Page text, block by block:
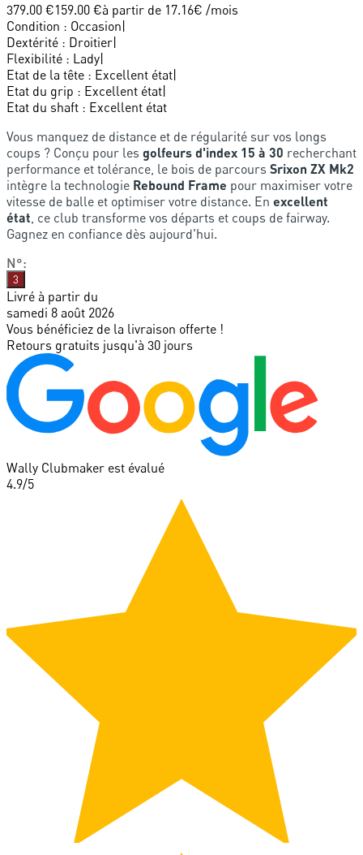
379.00 €159.00 €à partir de 17.16€ /mois
Condition : Occasion|
Dextérité : Droitier|
Flexibilité : Lady|
Etat de la tête : Excellent état|
Etat du grip : Excellent état|
Etat du shaft : Excellent état
Vous manquez de distance et de régularité sur vos longs
coups ? Conçu pour les golfeurs d'index 15 à 30 recherchant
performance et tolérance, le bois de parcours Srixon ZX Mk2
intègre la technologie Rebound Frame pour maximiser votre
vitesse de balle et optimiser votre distance. En excellent
état , ce club transforme vos départs et coups de fairway.
Gagnez en confiance dès aujourd'hui.
N°:
3
Livré à partir du
samedi 8 août 2026
Vous bénéficiez de la livraison offerte !
Retours gratuits jusqu'à 30 jours
Wally Clubmaker est évalué
4.9/5